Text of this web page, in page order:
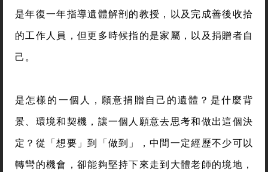
是年復一年指導遺體解剖的教授，以及完成善後收拾
的工作人員，但更多時候指的是家屬，以及捐贈者自
己。
是怎樣的一個人，願意捐贈自己的遺體？是什麼背
景、環境和契機，讓一個人願意去思考和做出這個決
定？從「想要」到「做到」，中間一定經歷不少可以
轉彎的機會，卻能夠堅持下來走到大體老師的境地，